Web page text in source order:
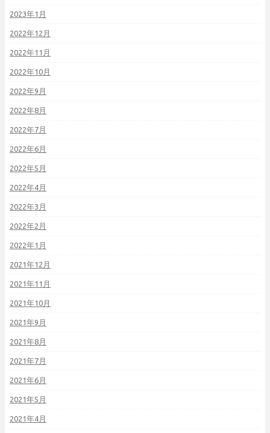
2023年1月
2022年12月
2022年11月
2022年10月
2022年9月
2022年8月
2022年7月
2022年6月
2022年5月
2022年4月
2022年3月
2022年2月
2022年1月
2021年12月
2021年11月
2021年10月
2021年9月
2021年8月
2021年7月
2021年6月
2021年5月
2021年4月